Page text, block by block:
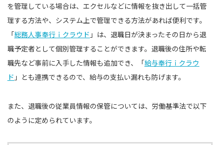
を管理している場合は、エクセルなどに情報を抜き出して一括管
理する方法や、システム上で管理できる方法があれば便利です。
「総務人事奉行ｉクラウド 」は、退職日が決まったその日から退
職予定者として個別管理することができます。退職後の住所や転
職先など事前に入手した情報も追加でき、「給与奉行ｉクラウ
ド 」とも連携できるので、給与の支払い漏れも防げます。
また、退職後の従業員情報の保管については、労働基準法で以下
のように定められています。